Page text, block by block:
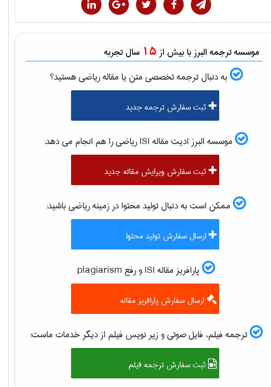
موسسه ترجمه البرز با بیش از 15 سال تجربه
به دنبال ترجمه تخصصی متن یا مقالهرياضیهستید؟
ثبت سفارش ترجمه جدید
موسسه البرز ادیت مقاله ISI رياضیرا هم انجام می دهد:
ثبت سفارش ویرایش مقاله جدید
ممکن است به دنبال تولید محتوا در زمینهرياضیباشید:
ارسال سفارش تولید محتوا
پارافریز مقاله ISI و رفع plagiarism
ارسال سفارش پارافریز مقاله
ترجمه فیلم، فایل صوتی و زیر نویس فیلم از دیگر خدمات ماست:
ثبت سفارش ترجمه فیلم